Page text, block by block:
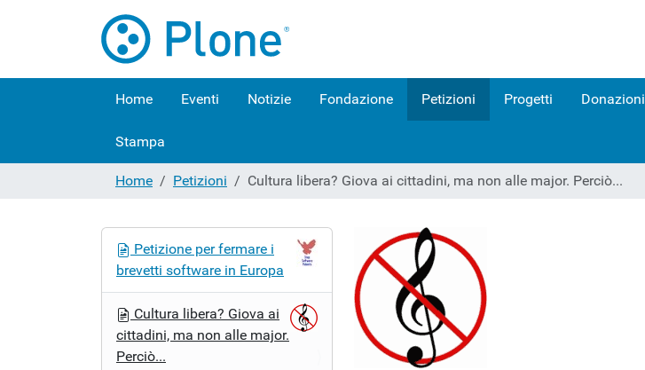
Home Eventi Notizie Fondazione Petizioni Progetti Donazioni
Stampa
Home Petizioni Cultura libera? Giova ai cittadini, ma non alle major. Perciò...
Petizione per fermare i
brevetti software in Europa
Cultura libera? Giova ai
cittadini, ma non alle major.
Perciò...